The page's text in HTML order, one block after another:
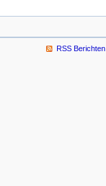
RSS Berichten